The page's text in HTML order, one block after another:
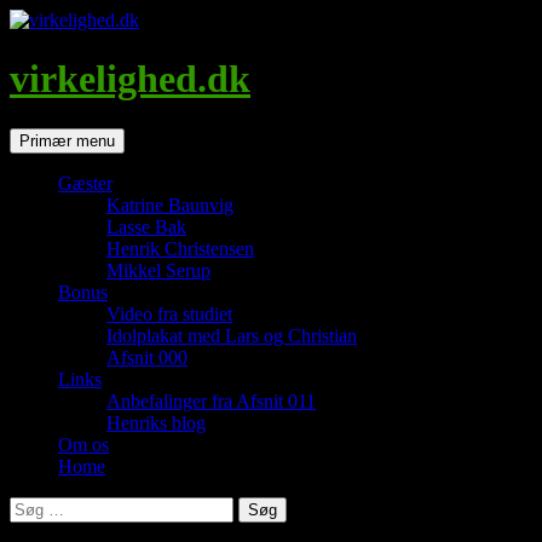
Hop
indhold
virkelighed.dk
SøgPrimær menu
Gæster
Katrine Baunvig
Lasse Bak
Henrik Christensen
Mikkel Serup
Bonus
Video fra studiet
Idolplakat med Lars og Christian
Afsnit 000
Links
Anbefalinger fra Afsnit 011
Henriks blog
Om os
Home
Søg
efter: